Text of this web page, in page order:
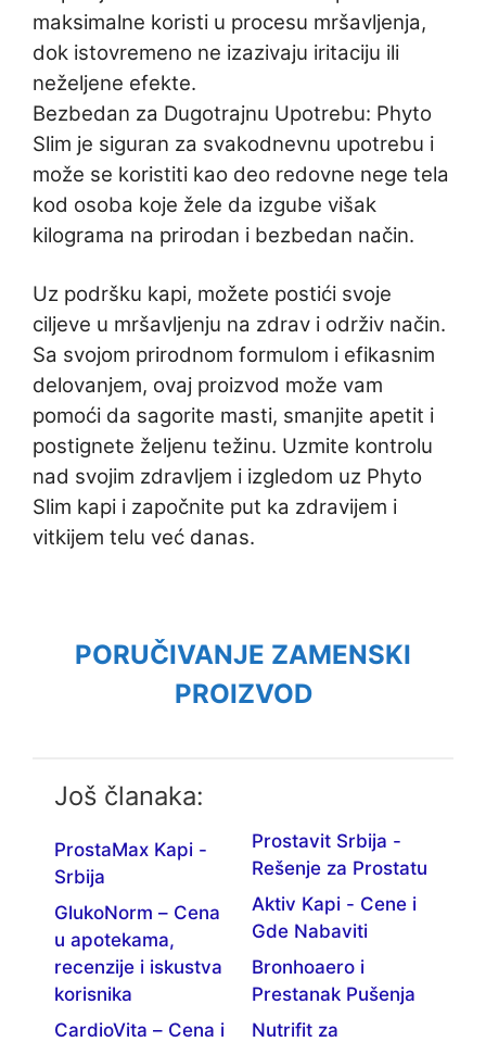
maksimalne koristi u procesu mršavljenja,
dok istovremeno ne izazivaju iritaciju ili
neželjene efekte.
Bezbedan za Dugotrajnu Upotrebu: Phyto
Slim je siguran za svakodnevnu upotrebu i
može se koristiti kao deo redovne nege tela
kod osoba koje žele da izgube višak
kilograma na prirodan i bezbedan način.
Uz podršku kapi, možete postići svoje
ciljeve u mršavljenju na zdrav i održiv način.
Sa svojom prirodnom formulom i efikasnim
delovanjem, ovaj proizvod može vam
pomoći da sagorite masti, smanjite apetit i
postignete željenu težinu. Uzmite kontrolu
nad svojim zdravljem i izgledom uz Phyto
Slim kapi i započnite put ka zdravijem i
vitkijem telu već danas.
PORUČIVANJE ZAMENSKI
PROIZVOD
Još članaka:
ProstaMax Kapi -
Srbija
GlukoNorm – Cena
u apotekama,
recenzije i iskustva
korisnika
CardioVita – Cena i
Prostavit Srbija -
Rešenje za Prostatu
Aktiv Kapi - Cene i
Gde Nabaviti
Bronhoaero i
Prestanak Pušenja
Nutrifit za